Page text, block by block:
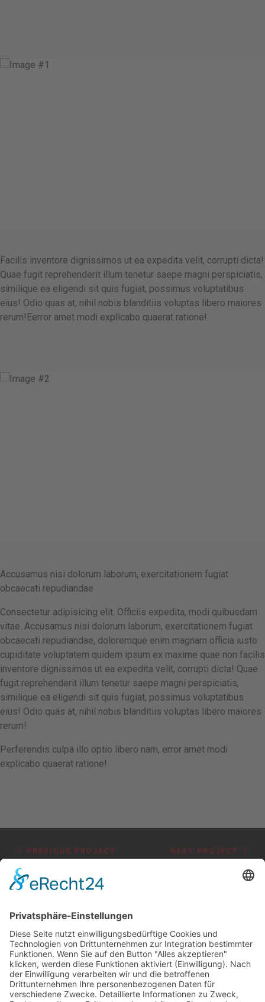
Facilis inventore dignissimos ut ea expedita velit, corrupti dicta!
Quae fugit reprehenderit illum tenetur saepe magni perspiciatis,
similique ea eligendi sit quis fugiat, possimus voluptatibus
eius! Odio quas at, nihil nobis blanditiis voluptas libero maiores
rerum!Eerror amet modi explicabo quaerat ratione!
Accusamus nisi dolorum laborum, exercitationem fugiat
obcaecati repudiandae
Consectetur adipisicing elit. Officiis expedita, modi quibusdam
vitae. Accusamus nisi dolorum laborum, exercitationem fugiat
obcaecati repudiandae, doloremque enim magnam officia iusto
cupiditate voluptatem quidem ipsum ex maxime quae non facilis
inventore dignissimos ut ea expedita velit, corrupti dicta! Quae
fugit reprehenderit illum tenetur saepe magni perspiciatis,
similique ea eligendi sit quis fugiat, possimus voluptatibus
eius! Odio quas at, nihil nobis blanditiis voluptas libero maiores
rerum!
Perferendis culpa illo optio libero nam, error amet modi
explicabo quaerat ratione!
PREVIOUS PROJECT NEXT PROJECT
Bereit für die Zukunft?